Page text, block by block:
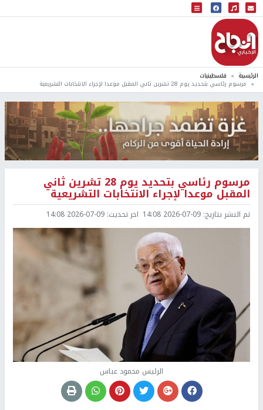
البث المباشر
إذاعة النجاح
الرئيسية فلسطينيات
مرسوم رئاسي بتحديد يوم 28 تشرين ثاني المقبل موعدا لإجراء الانتخابات التشريعية
مرسوم رئاسي بتحديد يوم 28 تشرين ثاني
المقبل موعدا لإجراء الانتخابات التشريعية
تم النشر بتاريخ: 2026-07-09 14:08 اخر تحديث: 2026-07-09 14:08
الرئيس محمود عباس